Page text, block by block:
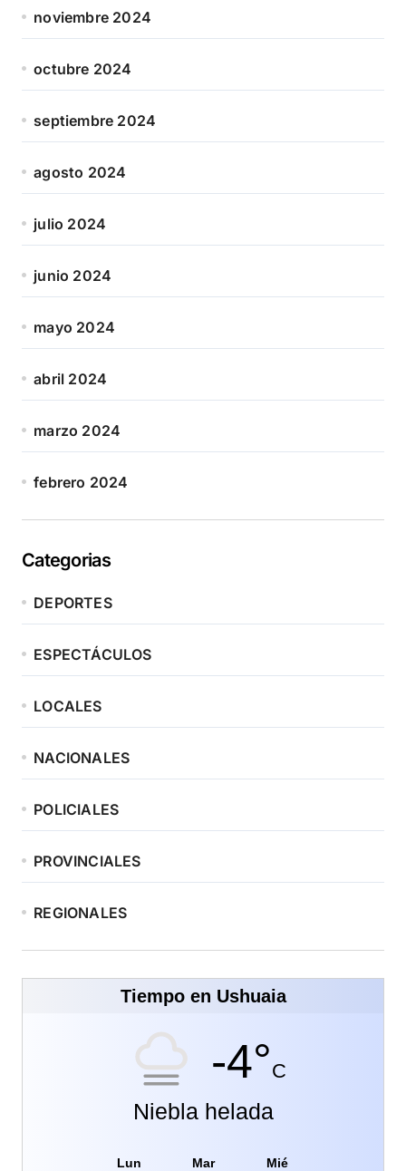
noviembre 2024
octubre 2024
septiembre 2024
agosto 2024
julio 2024
junio 2024
mayo 2024
abril 2024
marzo 2024
febrero 2024
Categorias
DEPORTES
ESPECTÁCULOS
LOCALES
NACIONALES
POLICIALES
PROVINCIALES
REGIONALES
Tiempo en Ushuaia
-4°C
Niebla helada
Lun Mar Mié